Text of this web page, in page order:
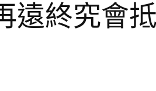
遠終究會